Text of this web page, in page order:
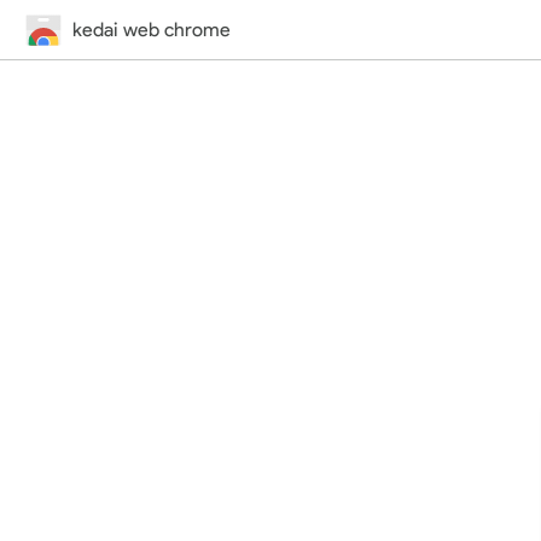
kedai web chrome